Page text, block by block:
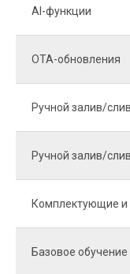
AI-функции
OTA-обновления
Ручной залив/
Ручной залив/
Комплектующие и
Базовое обучение